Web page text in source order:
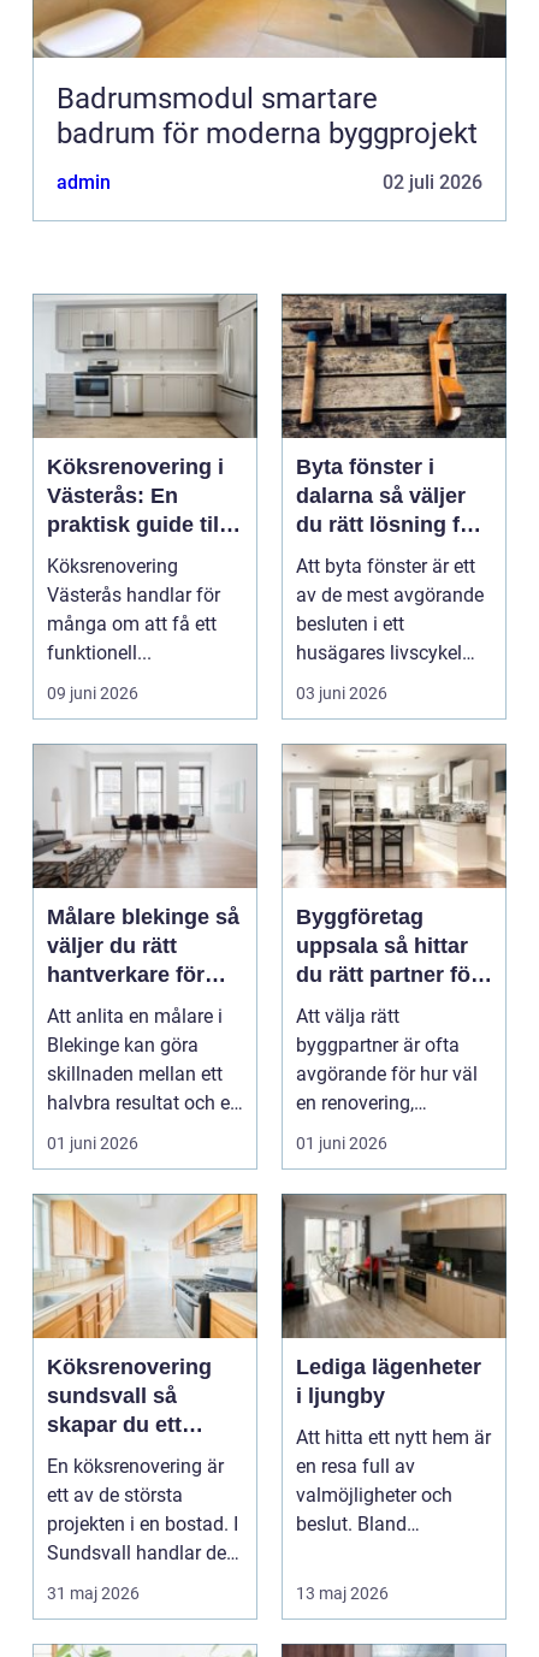
Badrumsmodul smartare
badrum för moderna byggprojekt
admin 02 juli 2026
Köksrenovering i
Västerås: En
praktisk guide till
ett lyckat projekt
Köksrenovering
Västerås handlar för
många om att få ett
funktionell...
09 juni 2026
Byta fönster i
dalarna så väljer
du rätt lösning för
hus och klimat
Att byta fönster är ett
av de mest avgörande
besluten i ett
husägares livscykel
med sitt hem. Rätt f...
03 juni 2026
Målare blekinge så
väljer du rätt
hantverkare för
ditt projekt
Att anlita en målare i
Blekinge kan göra
skillnaden mellan ett
halvbra resultat och ett
hem eller en...
01 juni 2026
Byggföretag
uppsala så hittar
du rätt partner för
renovering och
ombyggnad
Att välja rätt
byggpartner är ofta
avgörande för hur väl
en renovering,
ombyggnad eller
tillbyggnad ...
01 juni 2026
Köksrenovering
sundsvall så
skapar du ett
hållbart och
funktionellt kök
En köksrenovering är
ett av de största
projekten i en bostad. I
Sundsvall handlar det
ofta om att ko...
31 maj 2026
Lediga lägenheter
i ljungby
Att hitta ett nytt hem är
en resa full av
valmöjligheter och
beslut. Bland
och sjö...
13 maj 2026